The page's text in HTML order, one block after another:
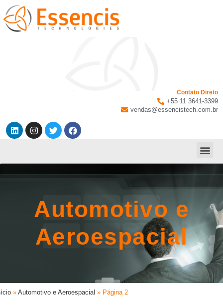
Contato Direto
+55 11 3641-3399
vendas@essencistech.com.br
Automotivo e
Aeroespacial
» Automotivo e Aeroespacial » Página 2